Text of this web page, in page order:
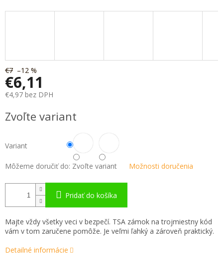
€7 –12 %
€6,11
€4,97 bez DPH
cena:
Zvoľte variant
Variant
Môžeme doručiť do: Zvoľte variant Možnosti doručenia
Pridať do košíka
Majte vždy všetky veci v bezpečí. TSA zámok na trojmiestny kód
vám v tom zaručene pomôže. Je veľmi ľahký a zároveň praktický.
Detailné informácie